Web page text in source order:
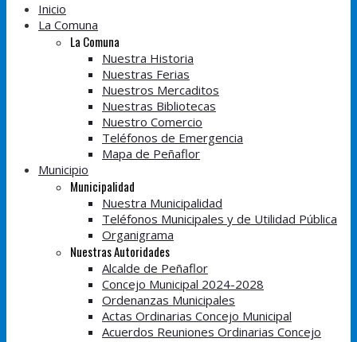
Inicio
La Comuna
La Comuna
Nuestra Historia
Nuestras Ferias
Nuestros Mercaditos
Nuestras Bibliotecas
Nuestro Comercio
Teléfonos de Emergencia
Mapa de Peñaflor
Municipio
Municipalidad
Nuestra Municipalidad
Teléfonos Municipales y de Utilidad Pública
Organigrama
Nuestras Autoridades
Alcalde de Peñaflor
Concejo Municipal 2024-2028
Ordenanzas Municipales
Actas Ordinarias Concejo Municipal
Acuerdos Reuniones Ordinarias Concejo